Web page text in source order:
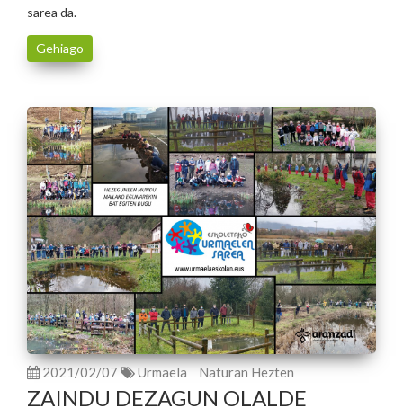
sarea da.
Gehiago
2021/02/07 Urmaela Naturan Hezten
ZAINDU DEZAGUN OLALDE